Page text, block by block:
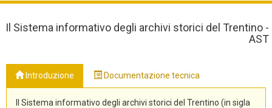
Il Sistema informativo degli archivi storici del Trentino -
AST
Introduzione Documentazione tecnica
Il Sistema informativo degli archivi storici del Trentino (in sigla